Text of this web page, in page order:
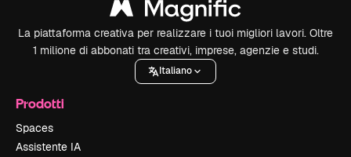
La piattaforma creativa per realizzare i tuoi migliori lavori. Oltre
1 milione di abbonati tra creativi, imprese, agenzie e studi.
Italiano
Prodotti
Spaces
Assistente IA